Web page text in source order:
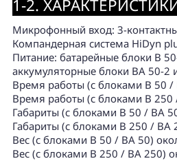
1-2.
Микрофонный вход: 3-
Компандерная система HiDyn
Питание: батарейные блоки B
аккумуляторные блоки BA 50-2
Время работы (с блоками B 50 /
Время работы (с блоками B 250
Габариты (с блоками B 50 / BA
Габариты (с блоками B 250 /
Вес (с блоками B 50 / BA 50)
Вес (с блоками B 250 / BA 250)